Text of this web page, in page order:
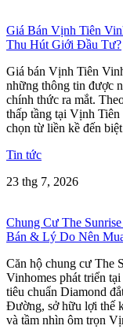
Giá Bán Vịnh Tiên
Thu Hút Giới Đầu Tư?
Giá bán Vịnh Tiên
những thông tin được
chính thức ra mắt.
thấp tầng tại Vịnh
chọn từ liền kề đến
Tin tức
23 thg 7, 2026
Chung Cư The
Bán & Lý Do Nên
Căn hộ chung cư The
Vinhomes phát triển
tiêu chuẩn Diamond
Đường, sở hữu lợi thế
và tầm nhìn ôm trọn